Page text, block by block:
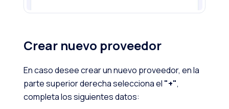
Crear nuevo proveedor
En caso desee crear un nuevo proveedor, en la
parte superior derecha selecciona el "+",
completa los siguientes datos: